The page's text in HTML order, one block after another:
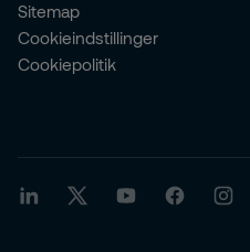
Sitemap
Cookieindstillinger
Cookiepolitik